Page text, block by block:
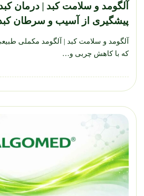
آلگومد و سلامت کبد | درمان
پیشگیری از آسیب و سرطان
آلگومد و سلامت کبد | آلگومد مکملی
که با کاهش چربی و…